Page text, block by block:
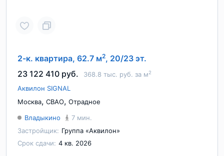
2-к. квартира, 62.7 м2, 20/23 эт.
23 122 410 руб.
368.8 тыс. руб. за м2
Аквилон SIGNAL
Москва, СВАО, Отрадное
Владыкино
7 мин.
Застройщик: Группа «Аквилон»
Срок сдачи: 4 кв. 2026